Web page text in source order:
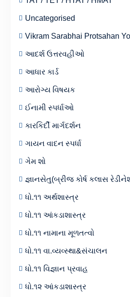
Uncategorised
Vikram Sarabhai Protsahan
આદર્શ ઉત્તરવહીઓ
આધાર કાર્ડ
આરોગ્ય વિષયક
ઈનામી સ્પર્ધાઓ
કારકિર્દી માર્ગદર્શન
ગાયન વાદન સ્પર્ધા
ગેમ શો
જ્ઞાનસેતુ(બ્રીજ કોર્ષ કલાસ
ધો.૧૧ અર્થશાસ્ત્ર
ધો.૧૧ આંકડાશાસ્ત્ર
ધો.૧૧ નામાના મૂળતત્વો
ધો.૧૧ વા.વ્યવ્સ્થા&સંચાલન
ધો.૧૧ વિજ્ઞાન પ્રવાહ
ધો.૧૨ આંકડાશાસ્ત્ર